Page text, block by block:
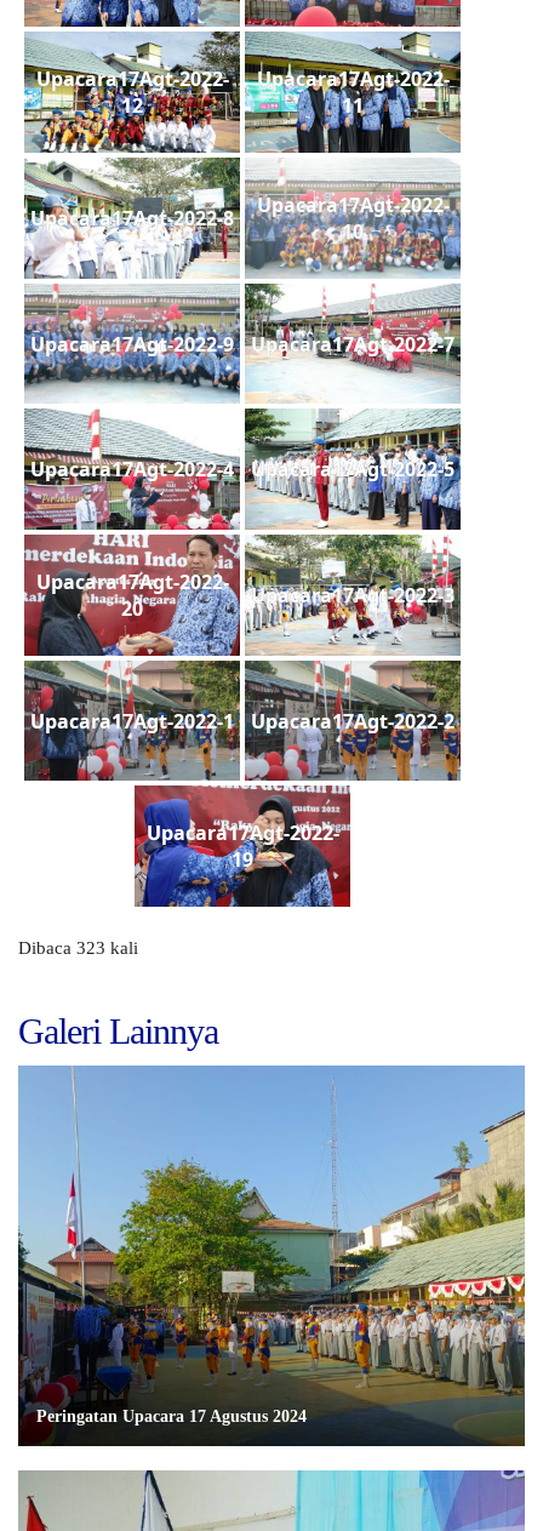
Upacara17Agt-2022-
12
Upacara17Agt-2022-
11
Upacara17Agt-2022-8
Upacara17Agt-2022-
10
Upacara17Agt-2022-9 Upacara17Agt-2022-7
Upacara17Agt-2022-4 Upacara17Agt-2022-5
Upacara17Agt-2022-
20
Upacara17Agt-2022-3
Upacara17Agt-2022-1 Upacara17Agt-2022-2
Upacara17Agt-2022-
19
Dibaca 323 kali
Galeri Lainnya
Peringatan Upacara 17 Agustus 2024